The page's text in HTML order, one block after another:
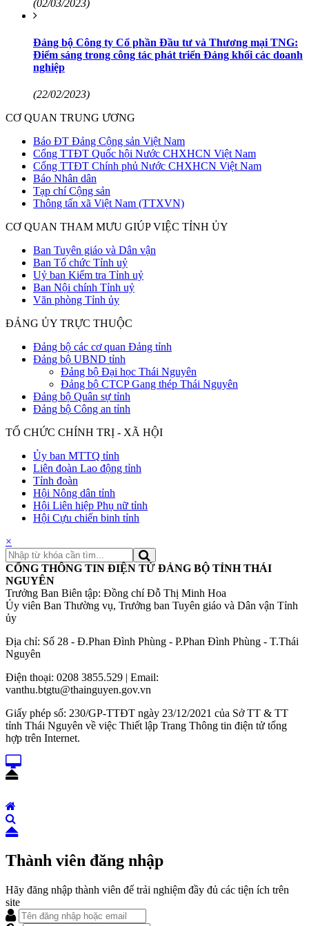
(02/03/2023)
Đảng bộ Công ty Cổ phần Đầu tư và Thương mại TNG:
Điểm sáng trong công tác phát triển Đảng khối các doanh
nghiệp
(22/02/2023)
CƠ QUAN TRUNG ƯƠNG
Báo ĐT Đảng Cộng sản Việt Nam
Cổng TTĐT Quốc hội Nước CHXHCN Việt Nam
Cổng TTĐT Chính phủ Nước CHXHCN Việt Nam
Báo Nhân dân
Tạp chí Cộng sản
Thông tấn xã Việt Nam (TTXVN)
CƠ QUAN THAM MƯU GIÚP VIỆC TỈNH ỦY
Ban Tuyên giáo và Dân vận
Ban Tổ chức Tỉnh uỷ
Uỷ ban Kiểm tra Tỉnh uỷ
Ban Nội chính Tỉnh uỷ
Văn phòng Tỉnh ủy
ĐẢNG ỦY TRỰC THUỘC
Đảng bộ các cơ quan Đảng tỉnh
Đảng bộ UBND tỉnh
Đảng bộ Đại học Thái Nguyên
Đảng bộ CTCP Gang thép Thái Nguyên
Đảng bộ Quân sự tỉnh
Đảng bộ Công an tỉnh
TỔ CHỨC CHÍNH TRỊ - XÃ HỘI
Ủy ban MTTQ tỉnh
Liên đoàn Lao động tỉnh
Tỉnh đoàn
Hội Nông dân tỉnh
Hội Liên hiệp Phụ nữ tỉnh
Hội Cựu chiến binh tỉnh
×
CỔNG THÔNG TIN ĐIỆN TỬ ĐẢNG BỘ TỈNH THÁI
NGUYÊN
Trưởng Ban Biên tập: Đồng chí Đỗ Thị Minh Hoa
Ủy viên Ban Thường vụ, Trưởng ban Tuyên giáo và Dân vận Tỉnh
ủy
Địa chỉ: Số 28 - Đ.Phan Đình Phùng - P.Phan Đình Phùng - T.Thái
Nguyên
Điện thoại: 0208 3855.529 | Email:
vanthu.btgtu@thainguyen.gov.vn
Giấy phép số: 230/GP-TTĐT ngày 23/12/2021 của Sở TT & TT
tỉnh Thái Nguyên về việc Thiết lập Trang Thông tin điện tử tổng
hợp trên Internet.
Thành viên đăng nhập
Hãy đăng nhập thành viên để trải nghiệm đầy đủ các tiện ích trên
site